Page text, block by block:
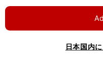
日本国内